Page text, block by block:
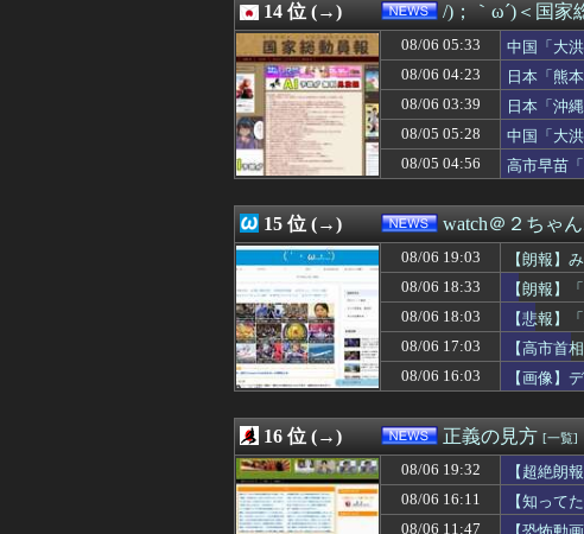
08/06 14:55
北海道弟子屈町 「女子
08/06 14:46
中国政府、強烈な不満
08/06 14:40
中国製ルーター20機種
08/06 14:34
女子大って何のために
08/06 14:31
MEGAドンキの立体駐
08/06 14:30
入国拒否の半数が日本
08/06 14:30
【のど】れいわ信者、
08/06 14:29
ＮＨＫ職員が番組出演
08/06 14:20
消費税減税を閣議決定
08/06 14:14
AIが指示なく個人や組
14 位 (→) /)；｀ω´)＜国家
08/06 05:33
中国「大
隊動画も
08/06 04:23
日本「熊
ハビタ「
08/06 03:39
日本「沖
三者委員
08/05 05:28
中国「大
国ダム「
08/05 04:56
高市早苗
15 位 (→) watch＠２ちゃ
08/06 19:03
【朗報】
08/06 18:33
【朗報】
08/06 18:03
【悲報】
08/06 17:03
【高市首
08/06 16:03
【画像】
16 位 (→) 正義の見方 [一覧]
08/06 19:32
【超絶朗
08/06 16:11
【知って
代も同様
08/06 11:47